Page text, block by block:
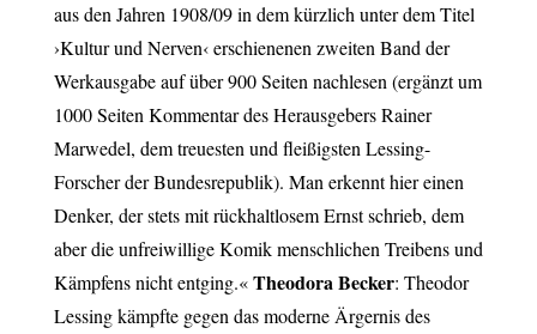
aus den Jahren 1908/09 in dem kürzlich unter dem Titel
›Kultur und Nerven‹ erschienenen zweiten Band der
Werkausgabe auf über 900 Seiten nachlesen (ergänzt um
1000 Seiten Kommentar des Herausgebers Rainer
Marwedel, dem treuesten und fleißigsten Lessing-
Forscher der Bundesrepublik). Man erkennt hier einen
Denker, der stets mit rückhaltlosem Ernst schrieb, dem
aber die unfreiwillige Komik menschlichen Treibens und
Kämpfens nicht entging.« Theodora Becker: Theodor
Lessing kämpfte gegen das moderne Ärgernis des